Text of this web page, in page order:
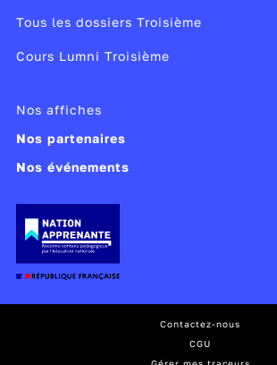
Tous les dossiers Troisième
Cours Lumni Troisième
Nos affiches
Nos partenaires
Nos événements
Contactez-nous
CGU